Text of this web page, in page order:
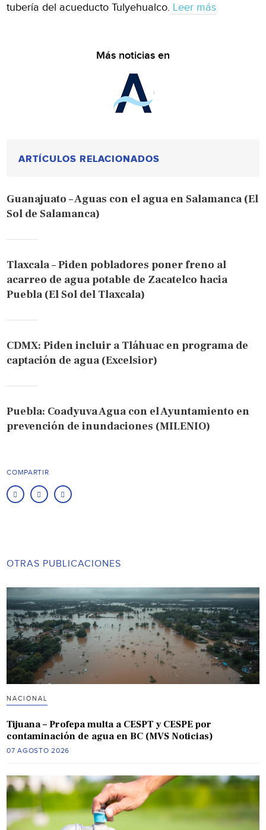
tubería del acueducto Tulyehualco. Leer más
Más noticias en
ARTÍCULOS RELACIONADOS
Guanajuato – Aguas con el agua en Salamanca (El
Sol de Salamanca)
Tlaxcala – Piden pobladores poner freno al
acarreo de agua potable de Zacatelco hacia
Puebla (El Sol del Tlaxcala)
CDMX: Piden incluir a Tláhuac en programa de
captación de agua (Excelsior)
Puebla: Coadyuva Agua con el Ayuntamiento en
prevención de inundaciones (MILENIO)
COMPARTIR
OTRAS PUBLICACIONES
NACIONAL
Tijuana – Profepa multa a CESPT y CESPE por
contaminación de agua en BC (MVS Noticias)
07 AGOSTO 2026